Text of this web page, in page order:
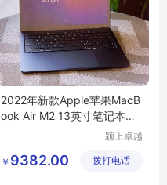
2022年新款Apple苹果MacB
ook Air M2 13英寸笔记本电
颍上卓越
有限公司
￥ 9382.00 拨打电话